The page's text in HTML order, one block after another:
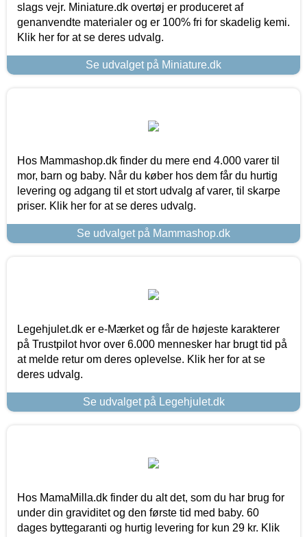
slags vejr. Miniature.dk overtøj er produceret af
genanvendte materialer og er 100% fri for skadelig kemi.
Klik her for at se deres udvalg.
Se udvalget på Miniature.dk
Hos Mammashop.dk finder du mere end 4.000 varer til
mor, barn og baby. Når du køber hos dem får du hurtig
levering og adgang til et stort udvalg af varer, til skarpe
priser. Klik her for at se deres udvalg.
Se udvalget på Mammashop.dk
Legehjulet.dk er e-Mærket og får de højeste karakterer
på Trustpilot hvor over 6.000 mennesker har brugt tid på
at melde retur om deres oplevelse. Klik her for at se
deres udvalg.
Se udvalget på Legehjulet.dk
Hos MamaMilla.dk finder du alt det, som du har brug for
under din graviditet og den første tid med baby. 60
dages byttegaranti og hurtig levering for kun 29 kr. Klik